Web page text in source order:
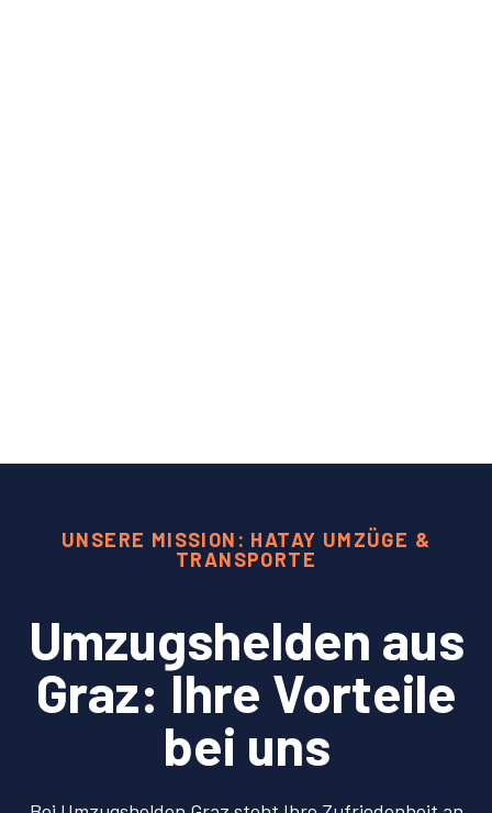
UNSERE MISSION: HATAY UMZÜGE &
TRANSPORTE
Umzugshelden aus
Graz: Ihre Vorteile
bei uns